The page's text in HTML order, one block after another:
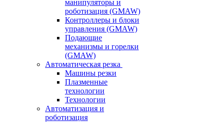
манипуляторы и
роботизация (GMAW)
Контроллеры и блоки
управления (GMAW)
Подающие
механизмы и горелки
(GMAW)
Автоматическая резка
Машины резки
Плазменные
технологии
Технологии
Автоматизация и
роботизация